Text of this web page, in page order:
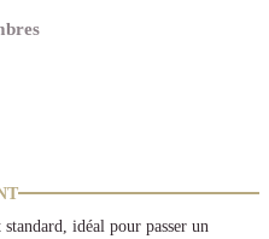
idéal pour passer un